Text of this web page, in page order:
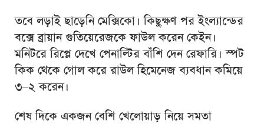
তবে লড়াই ছাড়েনি মেক্সিকো। কিছুক্ষণ পর ইংল্যান্ডের
বক্সে ব্রায়ান গুতিয়েরেজকে ফাউল করেন কেইন।
মনিটরে রিপ্লে দেখে পেনাল্টির বাঁশি দেন রেফারি। স্পট
কিক থেকে গোল করে রাউল হিমেনেজ ব্যবধান কমিয়ে
৩–২ করেন।
শেষ দিকে একজন বেশি খেলোয়াড় নিয়ে সমতা